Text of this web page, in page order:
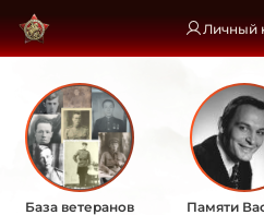
Личный
База ветеранов
Памяти